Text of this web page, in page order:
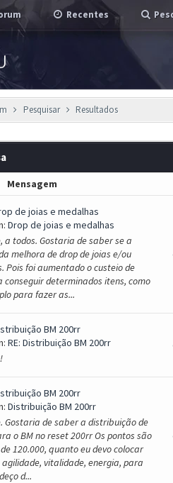
Recentes
Pesquisar Resultados
Mensagem
de joias e medalhas
Drop de joias e medalhas
a todos. Gostaria de saber se a
melhora de drop de joias e/ou
Pois foi aumentado o custeio de
conseguir determinados itens, como
para fazer as...
BM 200rr
RE: Distribuição BM 200rr
BM 200rr
Distribuição BM 200rr
Gostaria de saber a distribuição de
o BM no reset 200rr Os pontos são
120.000, quanto eu devo colocar
vitalidade, energia, para
d...